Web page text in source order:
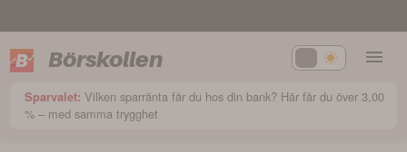
Börskollen
Sparvalet: Vilken sparränta får du hos din bank? Här får du över 3,00
% – med samma trygghet